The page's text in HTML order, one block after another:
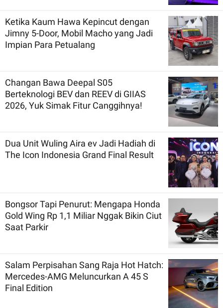
Ketika Kaum Hawa Kepincut dengan
Jimny 5-Door, Mobil Macho yang Jadi
Impian Para Petualang
Changan Bawa Deepal S05
Berteknologi BEV dan REEV di GIIAS
2026, Yuk Simak Fitur Canggihnya!
Dua Unit Wuling Aira ev Jadi Hadiah di
The Icon Indonesia Grand Final Result
Bongsor Tapi Penurut: Mengapa Honda
Gold Wing Rp 1,1 Miliar Nggak Bikin Ciut
Saat Parkir
Salam Perpisahan Sang Raja Hot Hatch:
Mercedes-AMG Meluncurkan A 45 S
Final Edition